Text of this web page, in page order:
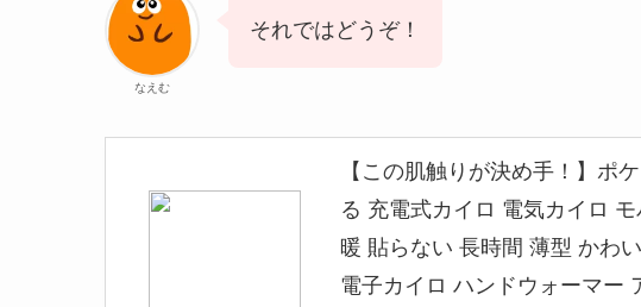
なえむ
それではどうぞ！
【この肌触りが決め手！】ポ
る 充電式カイロ 電気カイロ
暖 貼らない 長時間 薄型 かわ
電子カイロ ハンドウォーマー